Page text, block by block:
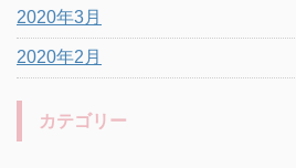
2020年3月
2020年2月
カテゴリー